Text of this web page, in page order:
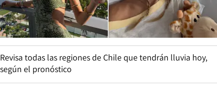
Revisa todas las regiones de Chile que tendrán lluvia hoy,
según el pronóstico